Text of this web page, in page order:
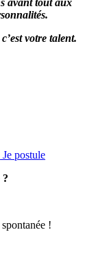
avant tout aux
votre talent.
Je postule
?
!